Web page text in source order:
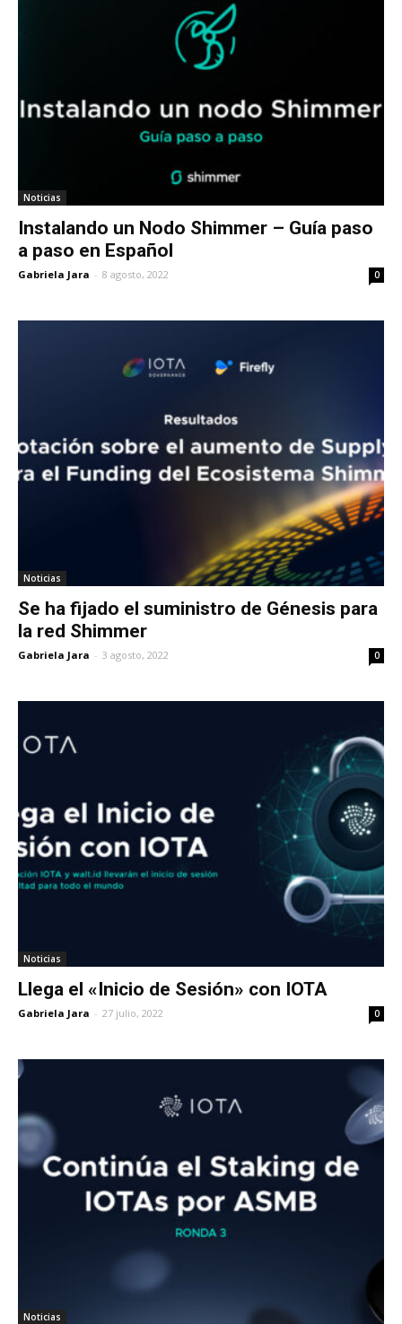
Noticias
Instalando un Nodo Shimmer – Guía paso
a paso en Español
Gabriela Jara - 8 agosto, 2022 0
Noticias
Se ha fijado el suministro de Génesis para
la red Shimmer
Gabriela Jara - 3 agosto, 2022 0
Noticias
Llega el «Inicio de Sesión» con IOTA
Gabriela Jara - 27 julio, 2022 0
Noticias